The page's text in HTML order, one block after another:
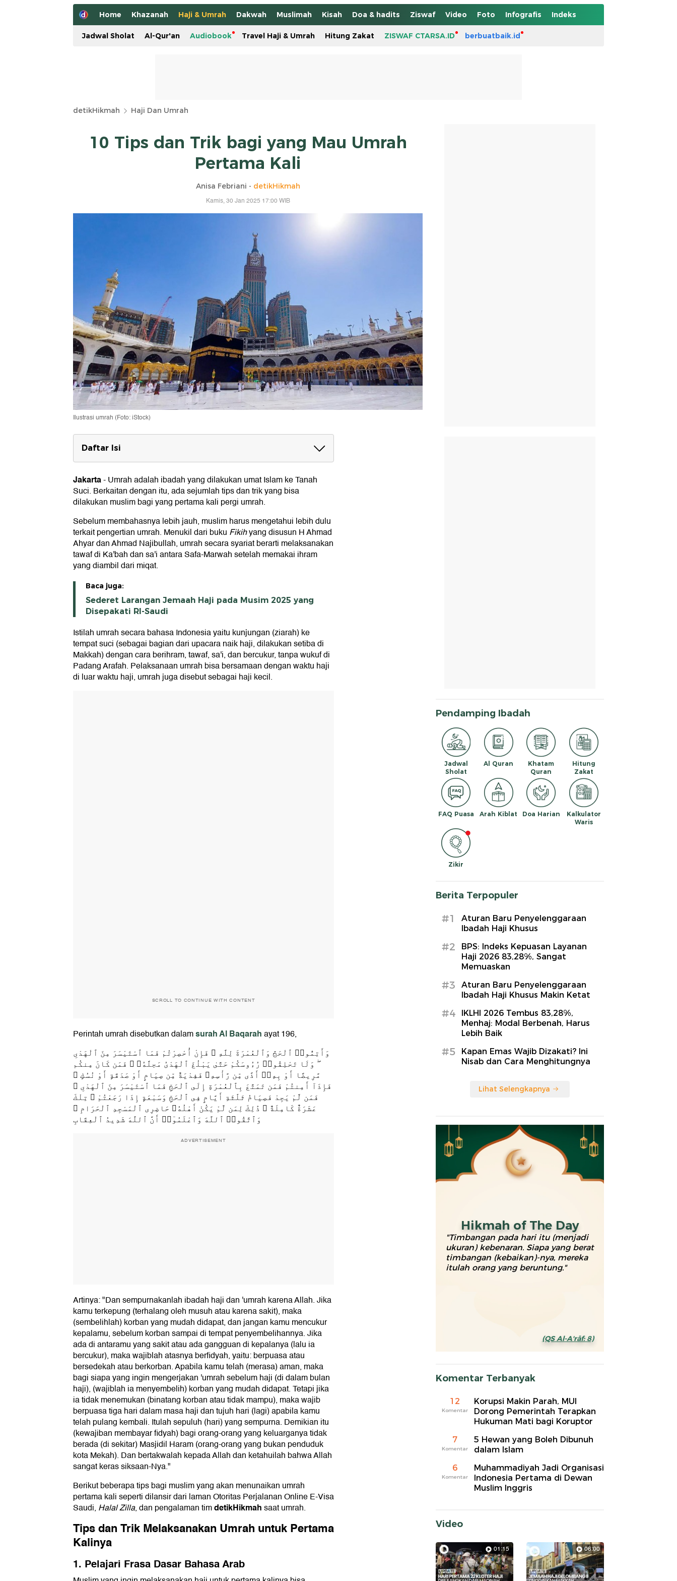
Home Khazanah Haji & Umrah Dakwah Muslimah Kisah Doa & hadits Ziswaf Video Foto Infografis Indeks
Jadwal Sholat Al-Qur'an Audiobook Travel Haji & Umrah Hitung Zakat ZISWAF CTARSA.ID berbuatbaik.id
detikHikmah Haji Dan Umrah
10 Tips dan Trik bagi yang Mau Umrah
Pertama Kali
Anisa Febriani - detikHikmah
Kamis, 30 Jan 2025 17:00 WIB
Ilustrasi umrah (Foto: iStock)
Daftar Isi
Tips dan Trik Melaksanakan Umrah untuk Pertama Kalinya
1. Pelajari Frasa Dasar Bahasa Arab
2. Persiapkan Barang dan Dokumen yang Diperlukan
3. Tetap Berhubungan dengan Keluarga atau Rekan Seperjalanan
4. Lakukan Ibadah di Luar Jam Sibuk
5. Bersabar
6. Buat Rencana Perjalanan
7. Pahami Aturan Umrah dan Ihram
8. Bawa Pakaian Secukupnya
9. Datang Lebih Awal agar Bisa Dapat Shaf Bagian Depan
10. Perhatikan Waktu saat Ingin Cium Hajar Aswad
Jakarta-Umrah adalah ibadah yang dilakukan umat Islam ke Tanah
Suci. Berkaitan dengan itu, ada sejumlah tips dan trik yang bisa
dilakukan muslim bagi yang pertama kali pergi umrah.
Sebelum membahasnya lebih jauh, muslim harus mengetahui lebih dulu
terkait pengertian umrah. Menukil dari buku Fikihyang disusun H Ahmad
Ahyar dan Ahmad Najibullah, umrah secara syariat berarti melaksanakan
tawaf di Ka'bah dan sa'i antara Safa-Marwah setelah memakai ihram
yang diambil dari miqat.
Baca juga:
Sederet Larangan Jemaah Haji pada Musim 2025 yang
Disepakati RI-Saudi
Istilah umrah secara bahasa Indonesia yaitu kunjungan (ziarah) ke
tempat suci (sebagai bagian dari upacara naik haji, dilakukan setiba di
Makkah) dengan cara berihram, tawaf, sa'i, dan bercukur, tanpa wukuf di
Padang Arafah. Pelaksanaan umrah bisa bersamaan dengan waktu haji
di luar waktu haji, umrah juga disebut sebagai haji kecil.
SCROLL TO CONTINUE WITH CONTENT
Perintah umrah disebutkan dalamsurah Al Baqarahayat 196,
وَأَتِمُّوا۟ ٱلْحَجَّ وَٱلْعُمْرَةَ لِلَّهِ ۚ فَإِنْ أُحْصِرْتُمْ فَمَا ٱسْتَيْسَرَ مِنَ ٱلْهَدْىِ
ۖ وَلَا تَحْلِقُوا۟ رُءُوسَكُمْ حَتَّىٰ يَبْلُغَ ٱلْهَدْىُ مَحِلَّهُۥ ۚ فَمَن كَانَ مِنكُم
مَّرِيضًا أَوْ بِهِۦٓ أَذًى مِّن رَّأْسِهِۦ فَفِدْيَةٌ مِّن صِيَامٍ أَوْ صَدَقَةٍ أَوْ نُسُكٍ ۚ
فَإِذَآ أَمِنتُمْ فَمَن تَمَتَّعَ بِٱلْعُمْرَةِ إِلَى ٱلْحَجِّ فَمَا ٱسْتَيْسَرَ مِنَ ٱلْهَدْىِ ۚ
فَمَن لَّمْ يَجِدْ فَصِيَامُ ثَلَٰثَةِ أَيَّامٍ فِى ٱلْحَجِّ وَسَبْعَةٍ إِذَا رَجَعْتُمْ ۗ تِلْكَ
عَشَرَةٌ كَامِلَةٌ ۗ ذَٰلِكَ لِمَن لَّمْ يَكُنْ أَهْلُهُۥ حَاضِرِى ٱلْمَسْجِدِ ٱلْحَرَامِ ۚ
وَٱتَّقُوا۟ ٱللَّهَ وَٱعْلَمُوٓا۟ أَنَّ ٱللَّهَ شَدِيدُ ٱلْعِقَابِ
ADVERTISEMENT
Artinya: "Dan sempurnakanlah ibadah haji dan 'umrah karena Allah. Jika
kamu terkepung (terhalang oleh musuh atau karena sakit), maka
(sembelihlah) korban yang mudah didapat, dan jangan kamu mencukur
kepalamu, sebelum korban sampai di tempat penyembelihannya. Jika
ada di antaramu yang sakit atau ada gangguan di kepalanya (lalu ia
bercukur), maka wajiblah atasnya berfidyah, yaitu: berpuasa atau
bersedekah atau berkorban. Apabila kamu telah (merasa) aman, maka
bagi siapa yang ingin mengerjakan 'umrah sebelum haji (di dalam bulan
haji), (wajiblah ia menyembelih) korban yang mudah didapat. Tetapi jika
ia tidak menemukan (binatang korban atau tidak mampu), maka wajib
berpuasa tiga hari dalam masa haji dan tujuh hari (lagi) apabila kamu
telah pulang kembali. Itulah sepuluh (hari) yang sempurna. Demikian itu
(kewajiban membayar fidyah) bagi orang-orang yang keluarganya tidak
berada (di sekitar) Masjidil Haram (orang-orang yang bukan penduduk
kota Mekah). Dan bertakwalah kepada Allah dan ketahuilah bahwa Allah
sangat keras siksaan-Nya."
Berikut beberapa tips bagi muslim yang akan menunaikan umrah
pertama kali seperti dilansir dari laman Otoritas Perjalanan Online E-Visa
Saudi, Halal Zilla, dan pengalaman timdetikHikmahsaat umrah.
Tips dan Trik Melaksanakan Umrah untuk Pertama
Kalinya
1. Pelajari Frasa Dasar Bahasa Arab
Pendamping Ibadah
Jadwal
Sholat
Al Quran
Khatam
Quran
Hitung
Zakat
FAQ Puasa Arah Kiblat Doa Harian
Kalkulator
Waris
Zikir
Berita Terpopuler
#1
Aturan Baru Penyelenggaraan
Ibadah Haji Khusus
#2
BPS: Indeks Kepuasan Layanan
Haji 2026 83,28%, Sangat
Memuaskan
#3
Aturan Baru Penyelenggaraan
Ibadah Haji Khusus Makin Ketat
#4
IKLHI 2026 Tembus 83,28%,
Menhaj: Modal Berbenah, Harus
Lebih Baik
#5
Kapan Emas Wajib Dizakati? Ini
Nisab dan Cara Menghitungnya
Lihat Selengkapnya
Hikmah of The Day
"Timbangan pada hari itu (menjadi
ukuran) kebenaran. Siapa yang berat
timbangan (kebaikan)-nya, mereka
itulah orang yang beruntung."
(QS Al-A'rāf: 8)
Komentar Terbanyak
12
Komentar
Korupsi Makin Parah, MUI
Dorong Pemerintah Terapkan
Hukuman Mati bagi Koruptor
7
Komentar
5 Hewan yang Boleh Dibunuh
dalam Islam
6
Komentar
Muhammadiyah Jadi Organisasi
Indonesia Pertama di Dewan
Muslim Inggris
Video
01:15 06:00